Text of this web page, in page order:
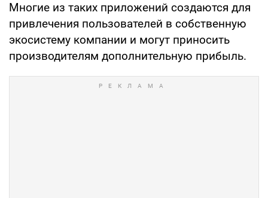
Многие из таких приложений создаются для
привлечения пользователей в собственную
экосистему компании и могут приносить
производителям дополнительную прибыль.